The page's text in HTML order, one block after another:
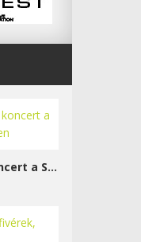
Zuboly koncert a STENK-ben